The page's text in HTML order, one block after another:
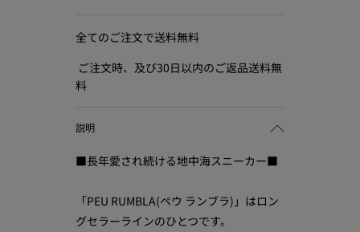
全てのご注文で送料無料
ご注文時、及び30日以内のご返品送料無
料
説明
■長年愛され続ける地中海スニーカー■
「PEU RUMBLA(ペウ ランブラ)」はロン
グセラーラインのひとつです。